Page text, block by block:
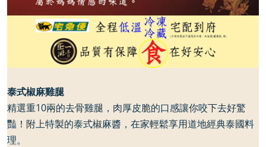
泰式椒麻雞腿
精選重10兩的去骨雞腿，肉厚皮脆的口感讓你咬下去好驚
豔！附上特製的泰式椒麻醬，在家輕鬆享用道地經典泰國料
理。